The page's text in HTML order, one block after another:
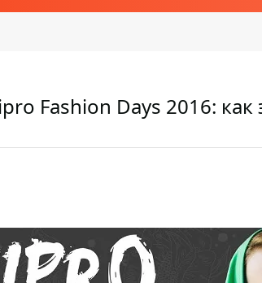
Fashion Days 2016: